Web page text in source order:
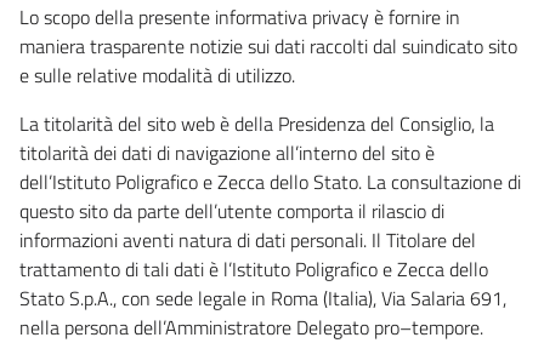
Lo scopo della presente informativa privacy è fornire in
maniera trasparente notizie sui dati raccolti dal suindicato sito
e sulle relative modalità di utilizzo.
La titolarità del sito web è della Presidenza del Consiglio, la
titolarità dei dati di navigazione all’interno del sito è
dell’Istituto Poligrafico e Zecca dello Stato. La consultazione di
questo sito da parte dell’utente comporta il rilascio di
informazioni aventi natura di dati personali. Il Titolare del
trattamento di tali dati è l’Istituto Poligrafico e Zecca dello
Stato S.p.A., con sede legale in Roma (Italia), Via Salaria 691,
nella persona dell’Amministratore Delegato pro–tempore.